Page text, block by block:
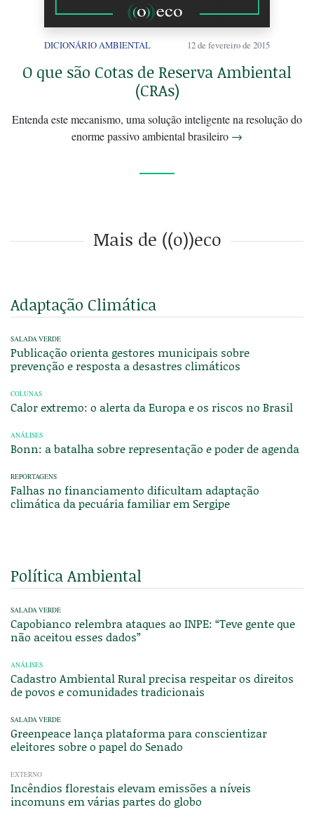
DICIONÁRIO AMBIENTAL 12 de fevereiro de 2015
O que são Cotas de Reserva Ambiental
(CRAs)
Entenda este mecanismo, uma solução inteligente na resolução do
enorme passivo ambiental brasileiro →
Mais de ((o))eco
Adaptação Climática
SALADA VERDE
Publicação orienta gestores municipais sobre
prevenção e resposta a desastres climáticos
COLUNAS
Calor extremo: o alerta da Europa e os riscos no Brasil
ANÁLISES
Bonn: a batalha sobre representação e poder de agenda
REPORTAGENS
Falhas no financiamento dificultam adaptação
climática da pecuária familiar em Sergipe
Política Ambiental
SALADA VERDE
Capobianco relembra ataques ao INPE: “Teve gente que
não aceitou esses dados”
ANÁLISES
Cadastro Ambiental Rural precisa respeitar os direitos
de povos e comunidades tradicionais
SALADA VERDE
Greenpeace lança plataforma para conscientizar
eleitores sobre o papel do Senado
EXTERNO
Incêndios florestais elevam emissões a níveis
incomuns em várias partes do globo